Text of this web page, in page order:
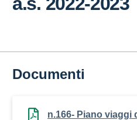
Documenti
n.166- Piano viaggi